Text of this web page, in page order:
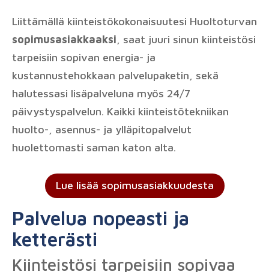
Liittämällä kiinteistökokonaisuutesi Huoltoturvan
sopimusasiakkaaksi , saat juuri sinun kiinteistösi
tarpeisiin sopivan energia- ja
kustannustehokkaan palvelupaketin, sekä
halutessasi lisäpalveluna myös 24/7
päivystyspalvelun. Kaikki kiinteistötekniikan
huolto-, asennus- ja ylläpitopalvelut
huolettomasti saman katon alta.
Lue lisää sopimusasiakkuudesta
Palvelua nopeasti ja
ketterästi
Kiinteistösi tarpeisiin sopivaa